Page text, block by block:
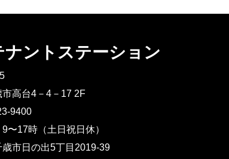
ナントステーション
高台4－4－17 2F
9400
〜17時（土日祝日休）
歳市日の出5丁目2019-39